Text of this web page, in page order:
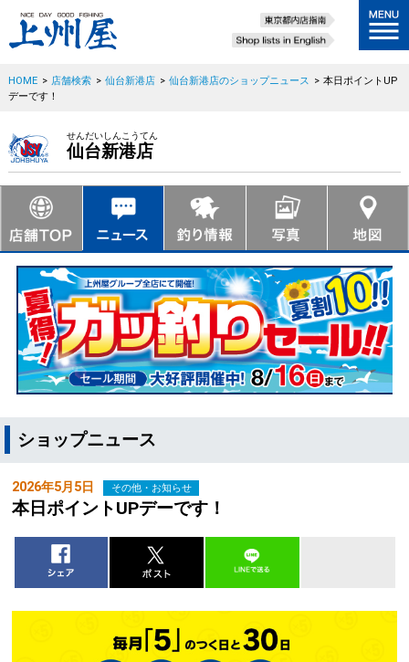
HOME > 店舗検索 > 仙台新港店 > 仙台新港店のショップニュース > 本日ポイントUP
デーです！
せんだいしんこうてん
仙台新港店
ショップニュース
2026年5月5日 その他・お知らせ
本日ポイントUPデーです！